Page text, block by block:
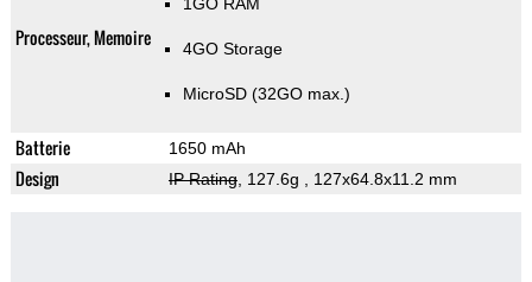
Processeur, Memoire 4GO Storage
MicroSD (32GO max.)
Batterie 1650 mAh
Design IP Rating, 127.6g , 127x64.8x11.2 mm